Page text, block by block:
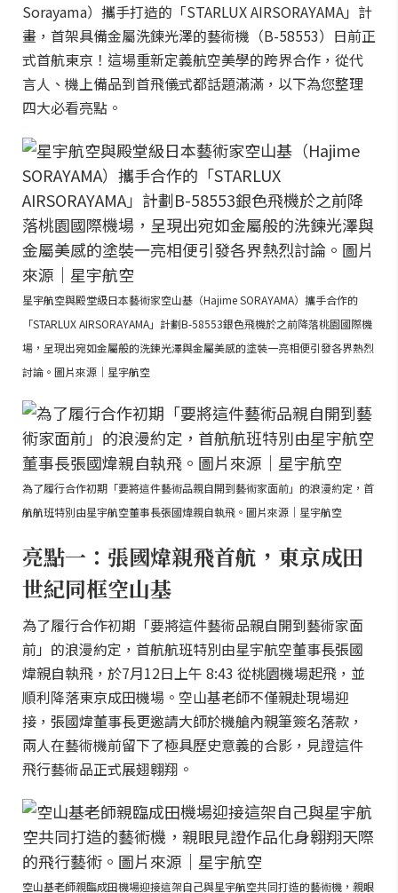
Sorayama）攜手打造的「STARLUX AIRSORAYAMA」計
畫，首架具備金屬洗鍊光澤的藝術機（B-58553）日前正
式首航東京！這場重新定義航空美學的跨界合作，從代
言人、機上備品到首飛儀式都話題滿滿，以下為您整理
四大必看亮點。
星宇航空與殿堂級日本藝術家空山基（Hajime SORAYAMA）攜手合作的
「STARLUX AIRSORAYAMA」計劃B-58553銀色飛機於之前降落桃園國際機
場，呈現出宛如金屬般的洗鍊光澤與金屬美感的塗裝一亮相便引發各界熱烈
討論。圖片來源｜星宇航空
為了履行合作初期「要將這件藝術品親自開到藝術家面前」的浪漫約定，首
航航班特別由星宇航空董事長張國煒親自執飛。圖片來源｜星宇航空
亮點一：張國煒親飛首航，東京成田
世紀同框空山基
為了履行合作初期「要將這件藝術品親自開到藝術家面
前」的浪漫約定，首航航班特別由星宇航空董事長張國
煒親自執飛，於7月12日上午 8:43 從桃園機場起飛，並
順利降落東京成田機場。空山基老師不僅親赴現場迎
接，張國煒董事長更邀請大師於機艙內親筆簽名落款，
兩人在藝術機前留下了極具歷史意義的合影，見證這件
飛行藝術品正式展翅翱翔。
空山基老師親臨成田機場迎接這架自己與星宇航空共同打造的藝術機，親眼